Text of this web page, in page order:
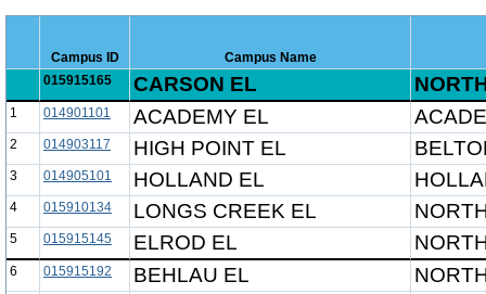
Campus ID
Campus Name
015915165
CARSON EL
1 014901101 ACADEMY EL
2 014903117 HIGH POINT EL
3 014905101 HOLLAND EL
4 015910134 LONGS CREEK EL
5 015915145 ELROD EL
6 015915192 BEHLAU EL